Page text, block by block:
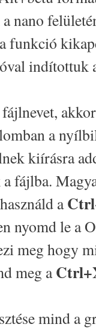
nano
funkció
indítottuk
a
kiírásra
fájlba.
a
nyomd le a
meg hogy
meg a
mind a